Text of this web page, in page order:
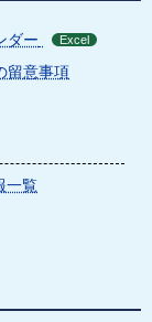
ダー Excel
留意事項
一覧